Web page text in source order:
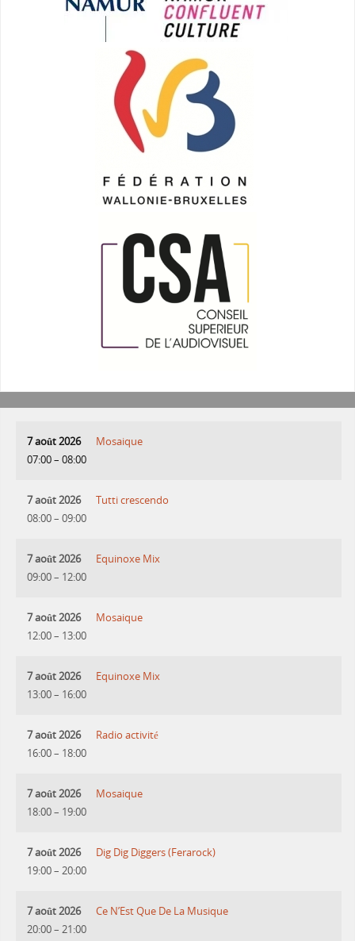
7 août 2026
07:00– 08:00
Mosaique
7 août 2026
08:00– 09:00
Tutti crescendo
7 août 2026
09:00– 12:00
Equinoxe Mix
7 août 2026
12:00– 13:00
Mosaique
7 août 2026
13:00– 16:00
Equinoxe Mix
7 août 2026
16:00– 18:00
Radio activité
7 août 2026
18:00– 19:00
Mosaique
7 août 2026
19:00– 20:00
Dig Dig Diggers (Ferarock)
7 août 2026
20:00– 21:00
Ce N’Est Que De La Musique